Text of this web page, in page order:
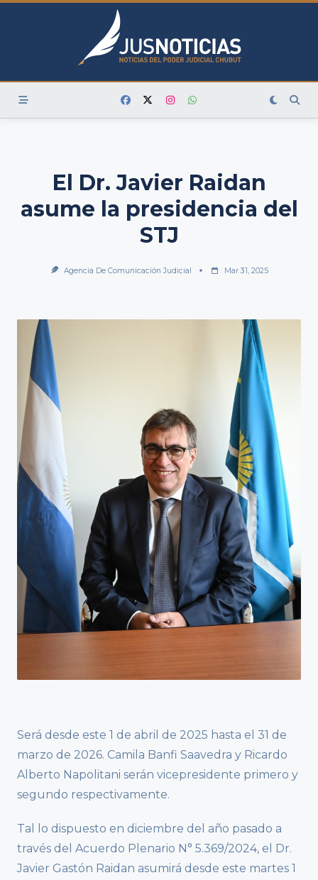
Skip
El Dr. Javier Raidan
asume la presidencia del
STJ
Agencia De Comunicación Judicial Mar 31, 2025
Será desde este 1 de abril de 2025 hasta el 31 de
marzo de 2026. Camila Banfi Saavedra y Ricardo
Alberto Napolitani serán vicepresidente primero y
segundo respectivamente.
Tal lo dispuesto en diciembre del año pasado a
través del Acuerdo Plenario N° 5.369/2024, el Dr.
Javier Gastón Raidan asumirá desde este martes 1